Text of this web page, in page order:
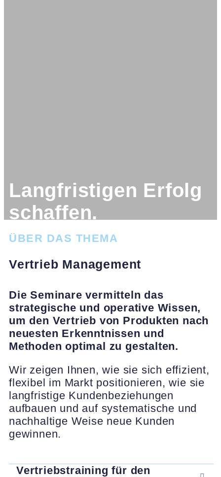
Langfristigen Erfolg
schaffen.
ÜBER DAS THEMA
Vertrieb Management
Die Seminare vermitteln das
strategische und operative Wissen,
um den Vertrieb von Produkten nach
neuesten Erkenntnissen und
Methoden optimal zu gestalten.
Wir zeigen Ihnen, wie sie sich effizient,
flexibel im Markt positionieren, wie sie
langfristige Kundenbeziehungen
aufbauen und auf systematische und
nachhaltige Weise neue Kunden
gewinnen.
Vertriebstraining für den